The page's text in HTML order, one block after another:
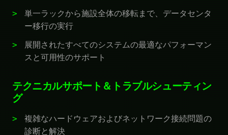
単一ラックから施設全体の移転まで、データセンタ
ー移行の実行
展開されたすべてのシステムの最適なパフォーマン
スと可用性のサポート
テクニカルサポート＆トラブルシューティン
グ
複雑なハードウェアおよびネットワーク接続問題の
診断と解決